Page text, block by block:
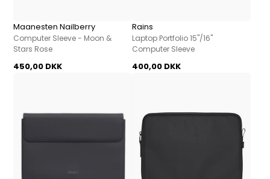
Maanesten Nailberry
Computer Sleeve - Moon &
Stars Rose
450,00 DKK
Rains
Laptop Portfolio 15"/16"
Computer Sleeve
400,00 DKK